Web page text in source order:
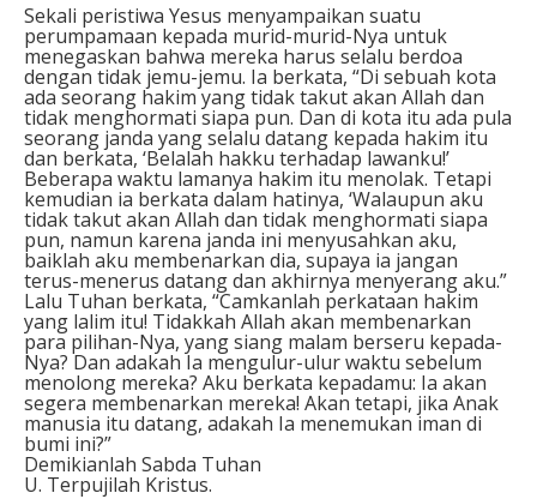
Sekali peristiwa Yesus menyampaikan suatu
perumpamaan kepada murid-murid-Nya untuk
menegaskan bahwa mereka harus selalu berdoa
dengan tidak jemu-jemu. Ia berkata, “Di sebuah kota
ada seorang hakim yang tidak takut akan Allah dan
tidak menghormati siapa pun. Dan di kota itu ada pula
seorang janda yang selalu datang kepada hakim itu
dan berkata, ‘Belalah hakku terhadap lawanku!’
Beberapa waktu lamanya hakim itu menolak. Tetapi
kemudian ia berkata dalam hatinya, ‘Walaupun aku
tidak takut akan Allah dan tidak menghormati siapa
pun, namun karena janda ini menyusahkan aku,
baiklah aku membenarkan dia, supaya ia jangan
terus-menerus datang dan akhirnya menyerang aku.”
Lalu Tuhan berkata, “Camkanlah perkataan hakim
yang lalim itu! Tidakkah Allah akan membenarkan
para pilihan-Nya, yang siang malam berseru kepada-
Nya? Dan adakah Ia mengulur-ulur waktu sebelum
menolong mereka? Aku berkata kepadamu: Ia akan
segera membenarkan mereka! Akan tetapi, jika Anak
manusia itu datang, adakah Ia menemukan iman di
bumi ini?”
Demikianlah Sabda Tuhan
U. Terpujilah Kristus.